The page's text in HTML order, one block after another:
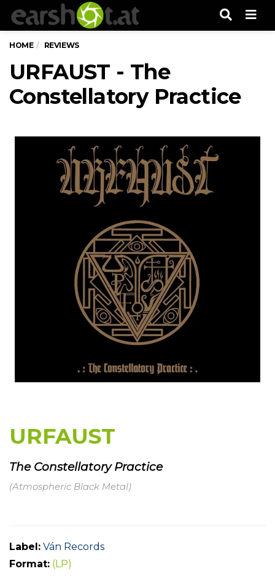
HOME REVIEWS
URFAUST - The
Constellatory Practice
URFAUST
The Constellatory Practice
(Atmospheric Black Metal)
Label: Ván Records
Format: (LP)